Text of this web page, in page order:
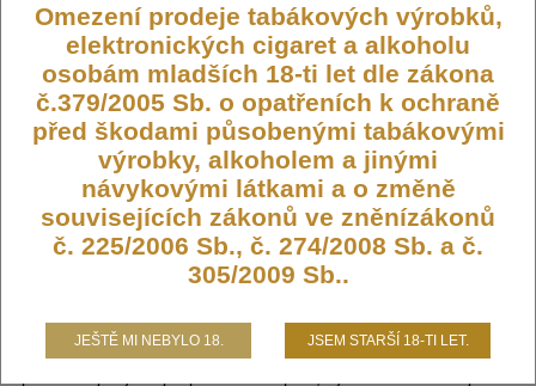
199,- KČ
DO KOŠÍKU
Liquid Aramax SALT Tropical Mix
Nejen s běžným nikotinem, ale i s nikotinovou solí, Aramax
Omezení prodeje tabákových výrobků,
elektronických cigaret a alkoholu
osobám mladších 18-ti let dle zákona
č.379/2005 Sb. o opatřeních k ochraně
před škodami působenými tabákovými
výrobky, alkoholem a jinými
návykovými látkami a o změně
souvisejících zákonů ve zněnízákonů
č. 225/2006 Sb., č. 274/2008 Sb. a č.
305/2009 Sb..
JEŠTĚ MI NEBYLO 18. JSEM STARŠÍ 18-TI LET.